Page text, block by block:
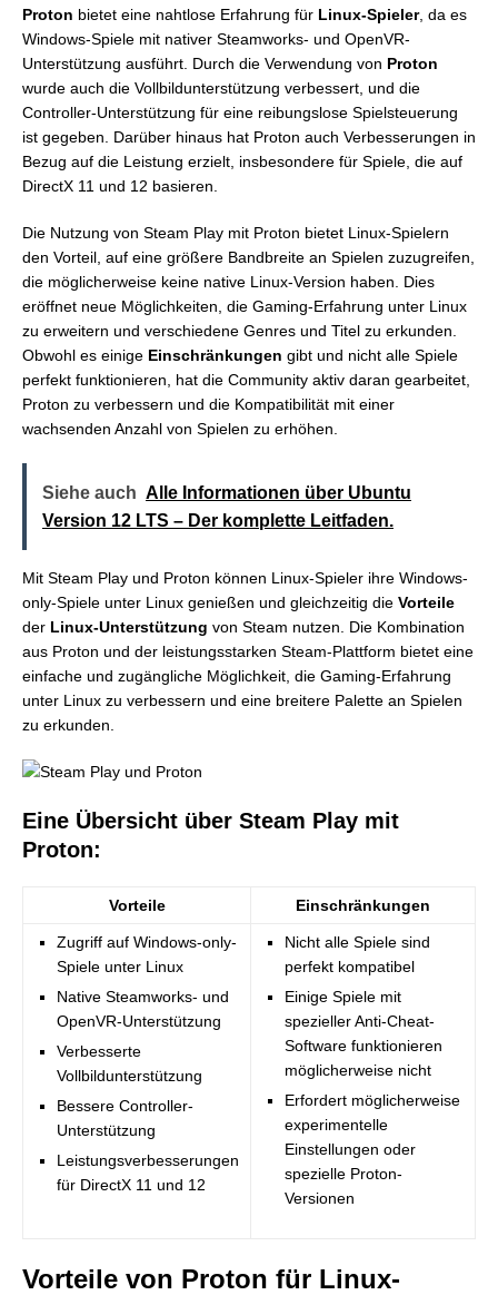
Proton bietet eine nahtlose Erfahrung für Linux-Spieler, da es
Windows-Spiele mit nativer Steamworks- und OpenVR-
Unterstützung ausführt. Durch die Verwendung von Proton
wurde auch die Vollbildunterstützung verbessert, und die
Controller-Unterstützung für eine reibungslose Spielsteuerung
ist gegeben. Darüber hinaus hat Proton auch Verbesserungen in
Bezug auf die Leistung erzielt, insbesondere für Spiele, die auf
DirectX 11 und 12 basieren.
Die Nutzung von Steam Play mit Proton bietet Linux-Spielern
den Vorteil, auf eine größere Bandbreite an Spielen zuzugreifen,
die möglicherweise keine native Linux-Version haben. Dies
eröffnet neue Möglichkeiten, die Gaming-Erfahrung unter Linux
zu erweitern und verschiedene Genres und Titel zu erkunden.
Obwohl es einige Einschränkungen gibt und nicht alle Spiele
perfekt funktionieren, hat die Community aktiv daran gearbeitet,
Proton zu verbessern und die Kompatibilität mit einer
wachsenden Anzahl von Spielen zu erhöhen.
Siehe auch Alle Informationen über Ubuntu
Version 12 LTS – Der komplette Leitfaden.
Mit Steam Play und Proton können Linux-Spieler ihre Windows-
only-Spiele unter Linux genießen und gleichzeitig die Vorteile
der Linux-Unterstützung von Steam nutzen. Die Kombination
aus Proton und der leistungsstarken Steam-Plattform bietet eine
einfache und zugängliche Möglichkeit, die Gaming-Erfahrung
unter Linux zu verbessern und eine breitere Palette an Spielen
zu erkunden.
Eine Übersicht über Steam Play mit
Proton:
Vorteile Einschränkungen
Zugriff auf Windows-only-
Spiele unter Linux
Native Steamworks- und
OpenVR-Unterstützung
Verbesserte
Vollbildunterstützung
Bessere Controller-
Unterstützung
Leistungsverbesserungen
für DirectX 11 und 12
Nicht alle Spiele sind
perfekt kompatibel
Einige Spiele mit
spezieller Anti-Cheat-
Software funktionieren
möglicherweise nicht
Erfordert möglicherweise
experimentelle
Einstellungen oder
spezielle Proton-
Versionen
Vorteile von Proton für Linux-